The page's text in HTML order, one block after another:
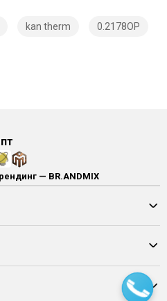
kan therm 0.2178OP
— BR.ANDMIX